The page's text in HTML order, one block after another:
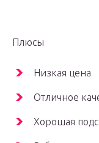
Плюсы
Низкая цена
Отличное
Хорошая